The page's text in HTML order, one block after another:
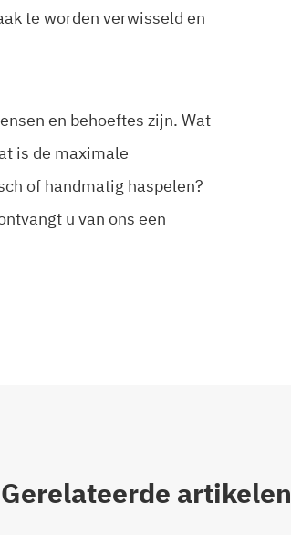
te worden verwisseld en
en behoeftes zijn. Wat
is de maximale
of handmatig haspelen?
u van ons een
Gerelateerde artikelen